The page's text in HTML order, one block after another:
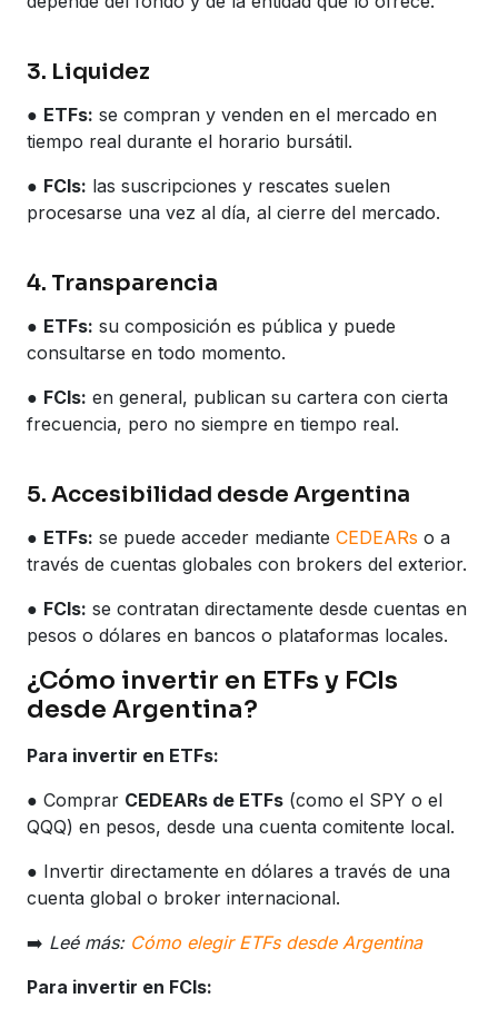
3. Liquidez
● ETFs: se compran y venden en el mercado en
tiempo real durante el horario bursátil.
● FCIs: las suscripciones y rescates suelen
procesarse una vez al día, al cierre del mercado.
4. Transparencia
● ETFs: su composición es pública y puede
consultarse en todo momento.
● FCIs: en general, publican su cartera con cierta
frecuencia, pero no siempre en tiempo real.
5. Accesibilidad desde Argentina
● ETFs: se puede acceder mediante CEDEARs o a
través de cuentas globales con brokers del exterior.
● FCIs: se contratan directamente desde cuentas en
pesos o dólares en bancos o plataformas locales.
¿Cómo invertir en ETFs y FCIs
desde Argentina?
Para invertir en ETFs:
● Comprar CEDEARs de ETFs (como el SPY o el
QQQ) en pesos, desde una cuenta comitente local.
● Invertir directamente en dólares a través de una
cuenta global o broker internacional.
➡️ Leé más: Cómo elegir ETFs desde Argentina
Para invertir en FCIs: